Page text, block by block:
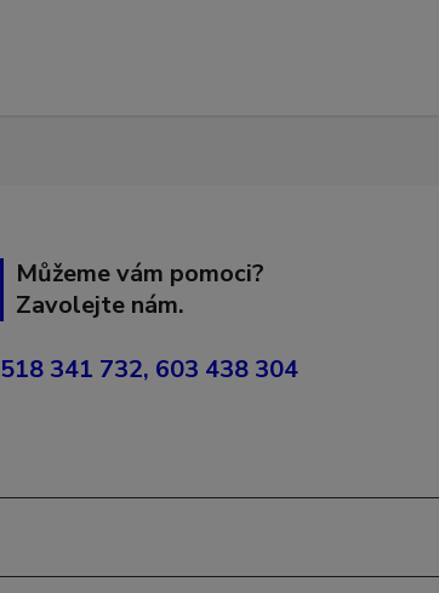
Můžeme vám pomoci?
Zavolejte nám.
518 341 732, 603 438 304